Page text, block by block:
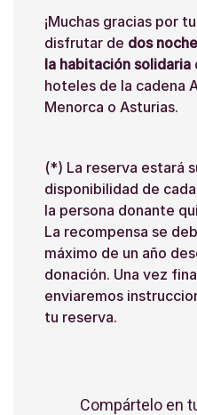
¡Muchas gracias por
disfrutar de dos
la habitación solidaria
hoteles de la cadena
Menorca o Asturias.
(*) La reserva estará
disponibilidad de
la persona donante
La recompensa se
máximo de un año
donación. Una vez
enviaremos
tu reserva.
Compártelo en